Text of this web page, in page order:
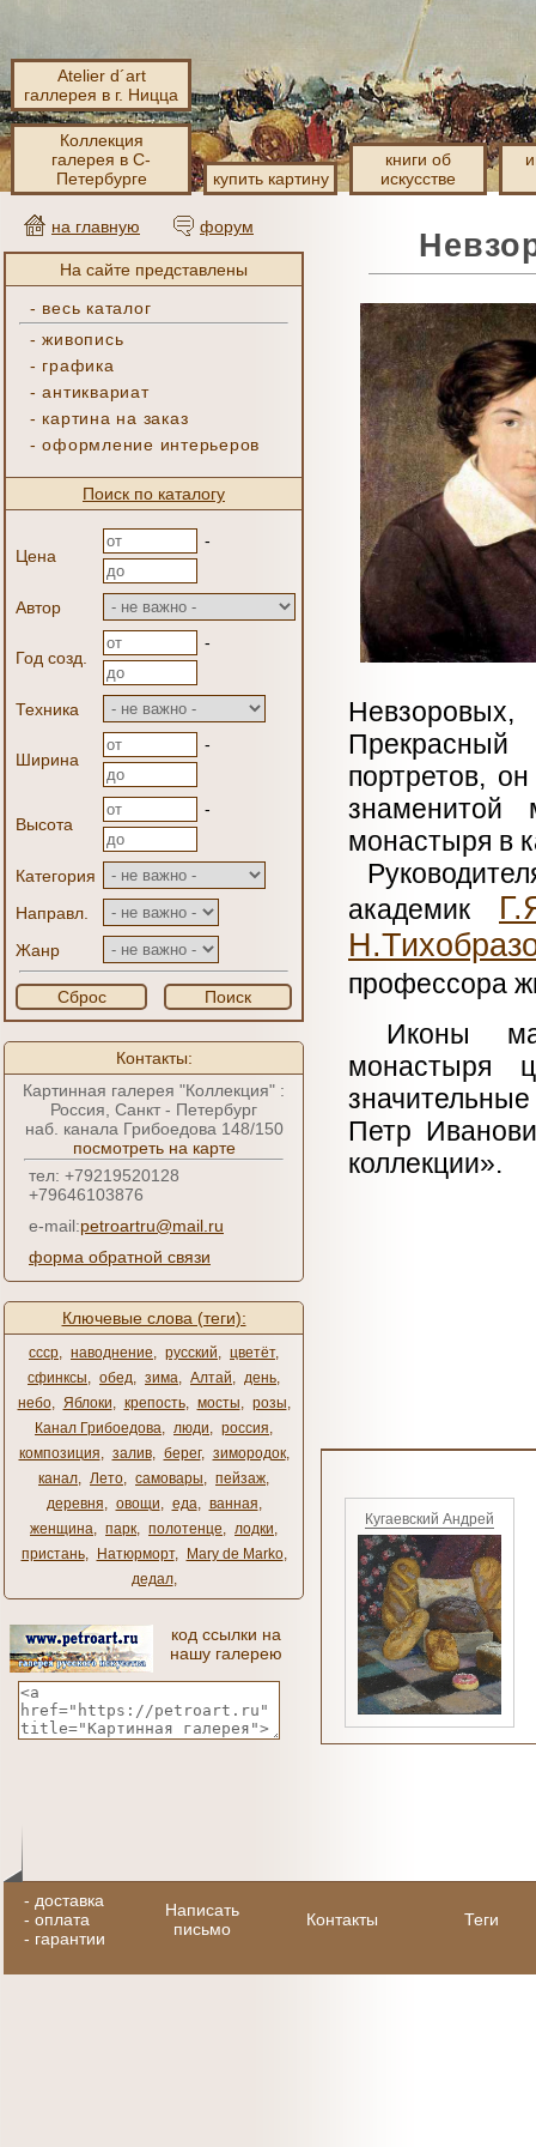
Atelier d´art
галлерея в г. Ницца
Коллекция
галерея в С-
Петербурге
купить картину
книги об
искусстве
на главную форум
На сайте представлены
- весь каталог
-живопись
- графика
-антиквариат
- картина на заказ
-оформление интерьеров
Поиск по каталогу
Цена
-
Автор
Год созд.
-
Техника
Ширина
-
Высота
-
Категория
Направл.
Жанр
Сброс Поиск
Контакты:
Картинная галерея "Коллекция" :
Россия, Санкт - Петербург
наб. канала Грибоедова 148/150
посмотреть на карте
тел: +79219520128
+79646103876
e-mail:petroartru@mail.ru
форма обратной связи
Ключевые слова (теги):
ссср, наводнение, русский, цветёт,
сфинксы, обед, зима, Алтай, день,
небо, Яблоки, крепость, мосты, розы,
Канал Грибоедова, люди, россия,
композиция, залив, берег, зимородок,
канал, Лето, самовары, пейзаж,
деревня, овощи, еда, ванная,
женщина, парк, полотенце, лодки,
пристань, Натюрморт, Mary de Marko,
дедал,
код ссылки на
нашу галерею
Невзоровых,
портретов,
знаменитой
монастыря в
академик
профессора
Иконы
монастыря
Петр
коллекции».
Кугаевский Андрей
- доставка
- оплата
- гарантии
Написать
письмо
Контакты Теги